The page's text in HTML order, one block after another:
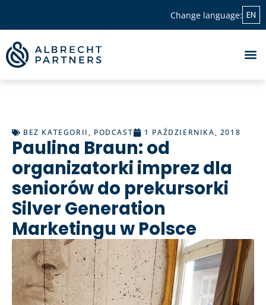
Change language: EN
BEZ KATEGORII , PODCAST 1 PAŹDZIERNIKA, 2018
Paulina Braun: od
organizatorki imprez dla
seniorów do prekursorki
Silver Generation
Marketingu w Polsce